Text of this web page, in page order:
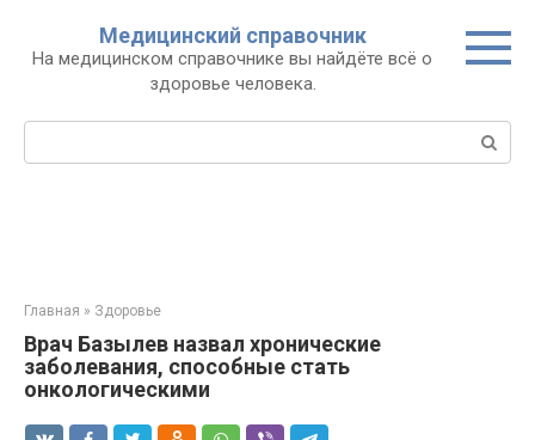
контенту
Медицинский справочник
На медицинском справочнике вы найдёте всё о
здоровье человека.
Главная » Здоровье
Врач Базылев назвал хронические
заболевания, способные стать
онкологическими